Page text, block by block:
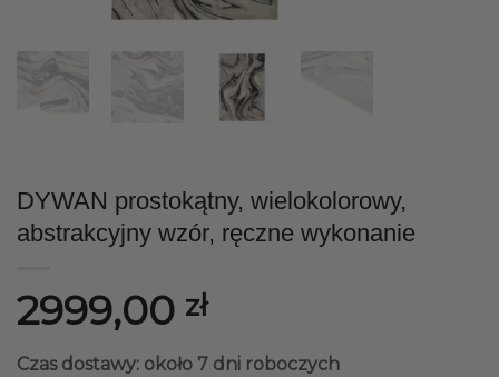
DYWAN prostokątny, wielokolorowy,
abstrakcyjny wzór, ręczne wykonanie
2999,00 zł
Czas dostawy: około 7 dni roboczych